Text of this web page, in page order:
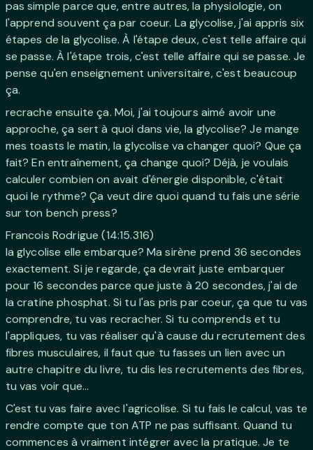
pas simple parce que, entre autres, la physiologie, on
l'apprend souvent ça par coeur. La glycolise, j'ai appris six
étapes de la glycolise. À l'étape deux, c'est telle affaire qui
se passe. À l'étape trois, c'est telle affaire qui se passe. Je
pense qu'en enseignement universitaire, c'est beaucoup
ça.
recrache ensuite ça. Moi, j'ai toujours aimé avoir une
approche, ça sert à quoi dans vie, la glycolise? Je mange
mes toasts le matin, la glycolise va changer quoi? Que ça
fait? En entraînement, ça change quoi? Déjà, je voulais
calculer combien on avait d'énergie disponible, c'était
quoi le rythme? Ça veut dire quoi quand tu fais une série
sur ton bench press?
Francois Rodrigue (14:15.316)
la glycolise elle embarque? Ma sirène prend 36 secondes
exactement. Si je regarde, ça devrait juste embarquer
pour 16 secondes parce que juste à 20 secondes, j'ai de
la cratine phosphat. Si tu l'as pris par coeur, ça que tu vas
comprendre, tu vas recracher. Si tu comprends et tu
l'appliques, tu vas réaliser qu'à cause du recrutement des
fibres musculaires, il faut que tu fasses un lien avec un
autre chapitre du livre, tu dis les recrutements des fibres,
tu vas voir que...
C'est tu vas faire avec l'agricolise. Si tu fais le calcul, vas te
rendre compte que ton ATP ne pas suffisant. Quand tu
commences à vraiment intégrer avec la pratique. Je te